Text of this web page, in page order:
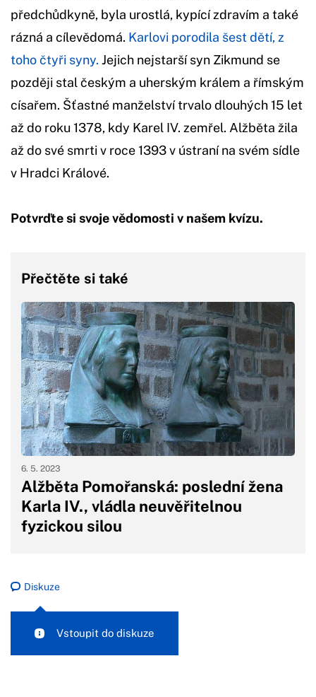
předchůdkyně, byla urostlá, kypící zdravím a také
rázná a cílevědomá. Karlovi porodila šest dětí, z
toho čtyři syny. Jejich nejstarší syn Zikmund se
později stal českým a uherským králem a římským
císařem. Šťastné manželství trvalo dlouhých 15 let
až do roku 1378, kdy Karel IV. zemřel. Alžběta žila
až do své smrti v roce 1393 v ústraní na svém sídle
v Hradci Králové.
Potvrďte si svoje vědomosti v našem kvízu.
Přečtěte si také
Alžběta Pomořanská: poslední žena
Karla IV., vládla neuvěřitelnou
fyzickou silou
6. 5. 2023
Diskuze
Vstoupit do diskuze